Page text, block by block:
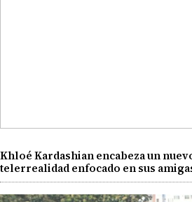
Khloé Kardashian encabeza un
telerrealidad enfocado en sus